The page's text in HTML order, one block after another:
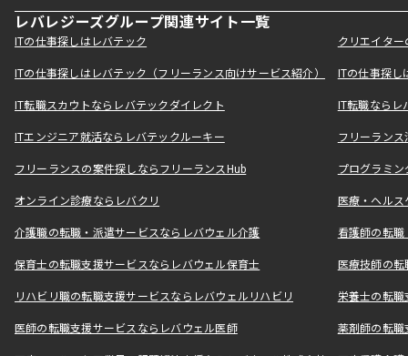
レバレジーズグループ関連サイト一覧
ITの仕事探しはレバテック クリエイタ
ITの仕事探しはレバテック（フリーランス向けサービス紹介） ITの仕事探
IT転職スカウトならレバテックダイレクト IT転職なら
ITエンジニア就活ならレバテックルーキー フリーラン
フリーランスの案件探しならフリーランスHub プログラミ
オンライン診療ならレバクリ 医療・ヘル
介護職の転職・派遣サービスならレバウェル介護 看護師の転
保育士の転職支援サービスならレバウェル保育士 医療技師の
リハビリ職の転職支援サービスならレバウェルリハビリ 栄養士の転
医師の転職支援サービスならレバウェル医師 薬剤師の転